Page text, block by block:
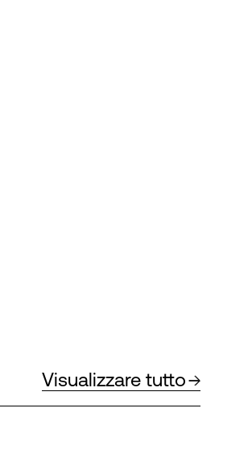
Visualizzare tutto